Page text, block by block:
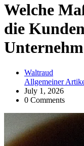
Welche
die
Waltraud
Allgemeiner
July 1, 2026
0 Comments